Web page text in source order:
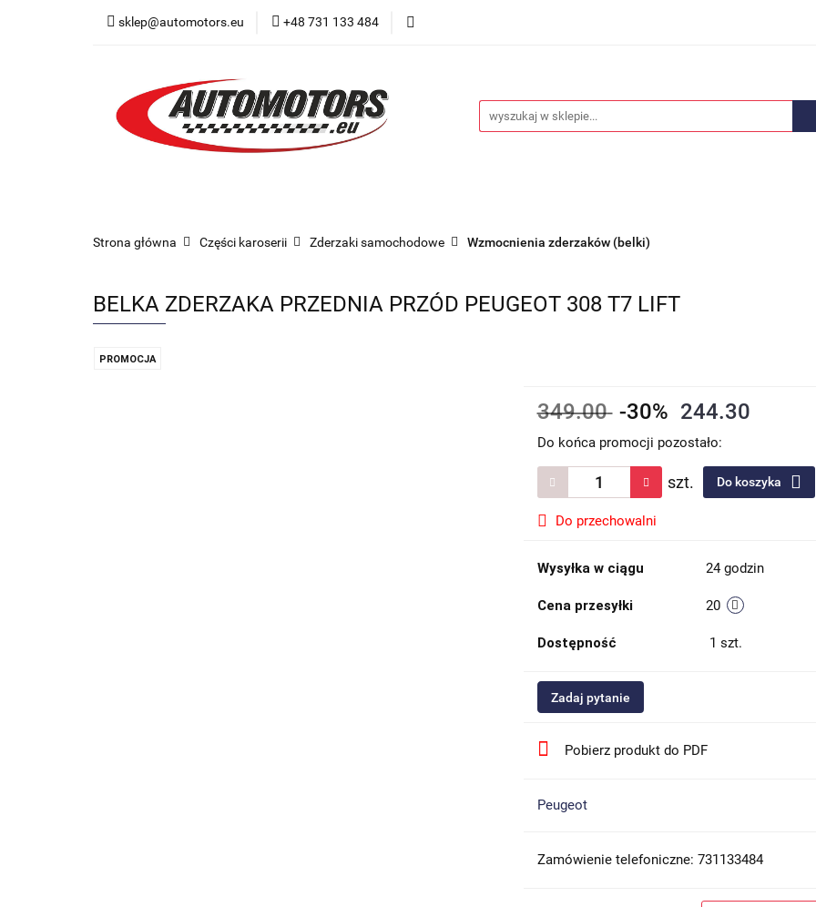
sklep@automotors.eu +48 731 133 484
Części samochodowe
Car audio Nowości
Strona główna Części karoserii Zderzaki samochodowe Wzmocnienia zderzaków (belki)
BELKA ZDERZAKA PRZEDNIA PRZÓD PEUGEOT 308 T7 LIFT
PROMOCJA
349.00 -30% 244.30
Do końca promocji pozostało:
szt. Do koszyka
Do przechowalni
Wysyłka w ciągu 24 godzin
Cena przesyłki 20
Dostępność 1 szt.
Zadaj pytanie
Pobierz produkt do PDF
Peugeot
Zamówienie telefoniczne: 731133484